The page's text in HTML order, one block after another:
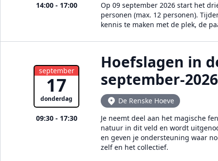
14:00 - 17:00
Op 09 september 2026 start het
personen (max. 12 personen).
kennis te maken met de plek, de
september
17
donderdag
09:30 - 17:30
Hoefslagen in
september-2026
De Renske Hoeve
Je neemt deel aan het magische
natuur in dit veld en wordt
en geven je ondersteuning waar
zelf en het collectief.